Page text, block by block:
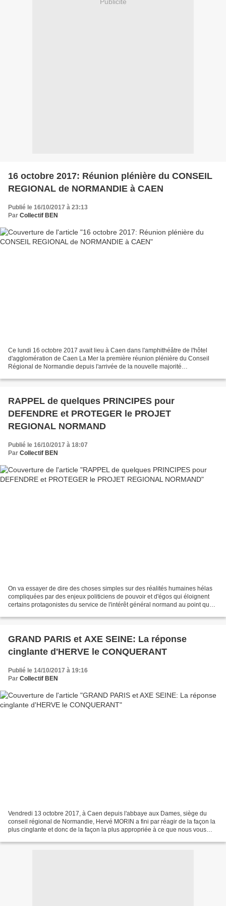
Publicité
16 octobre 2017: Réunion plénière du CONSEIL
REGIONAL de NORMANDIE à CAEN
Publié le 16/10/2017 à 23:13
Par Collectif BEN
Ce lundi 16 octobre 2017 avait lieu à Caen dans l'amphithéâtre de l'hôtel
d'agglomération de Caen La Mer la première réunion plénière du Conseil
Régional de Normandie depuis l'arrivée de la nouvelle majorité
RAPPEL de quelques PRINCIPES pour
DEFENDRE et PROTEGER le PROJET
REGIONAL NORMAND
Publié le 16/10/2017 à 18:07
Par Collectif BEN
On va essayer de dire des choses simples sur des réalités humaines hélas
compliquées par des enjeux politiciens de pouvoir et d'égos qui éloignent
certains protagonistes du service de l'intérêt général normand au point que
GRAND PARIS et AXE SEINE: La réponse
cinglante d'HERVE le CONQUERANT
Publié le 14/10/2017 à 19:16
Par Collectif BEN
Vendredi 13 octobre 2017, à Caen depuis l'abbaye aux Dames, siège du
conseil régional de Normandie, Hervé MORIN a fini par réagir de la façon la
plus cinglante et donc de la façon la plus appropriée à ce que nous vous